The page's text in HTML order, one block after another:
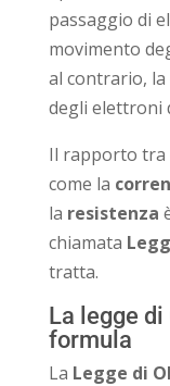
passaggio di
movimento
al contrario, la
degli elettroni
Il rapporto tra
come la
la resistenza
chiamata
tratta.
La legge
formula
La Legge di